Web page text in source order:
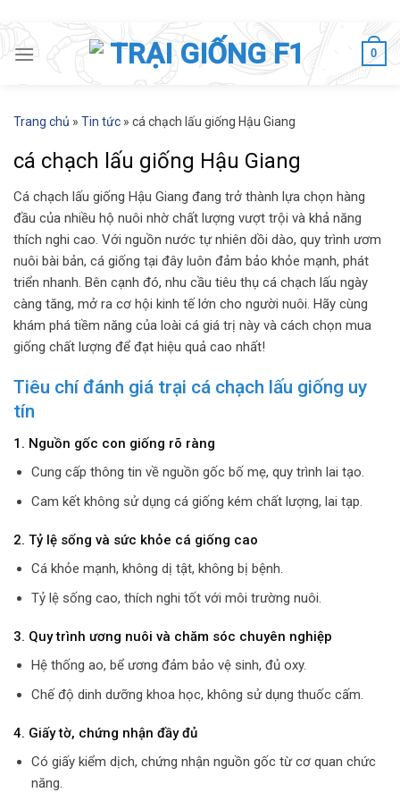
content
0
Trang chủ » Tin tức » cá chạch lấu giống Hậu Giang
cá chạch lấu giống Hậu Giang
Cá chạch lấu giống Hậu Giang đang trở thành lựa chọn hàng
đầu của nhiều hộ nuôi nhờ chất lượng vượt trội và khả năng
thích nghi cao. Với nguồn nước tự nhiên dồi dào, quy trình ươm
nuôi bài bản, cá giống tại đây luôn đảm bảo khỏe mạnh, phát
triển nhanh. Bên cạnh đó, nhu cầu tiêu thụ cá chạch lấu ngày
càng tăng, mở ra cơ hội kinh tế lớn cho người nuôi. Hãy cùng
khám phá tiềm năng của loài cá giá trị này và cách chọn mua
giống chất lượng để đạt hiệu quả cao nhất!
Tiêu chí đánh giá trại cá chạch lấu giống uy
tín
1. Nguồn gốc con giống rõ ràng
Cung cấp thông tin về nguồn gốc bố mẹ, quy trình lai tạo.
Cam kết không sử dụng cá giống kém chất lượng, lai tạp.
2. Tỷ lệ sống và sức khỏe cá giống cao
Cá khỏe mạnh, không dị tật, không bị bệnh.
Tỷ lệ sống cao, thích nghi tốt với môi trường nuôi.
3. Quy trình ương nuôi và chăm sóc chuyên nghiệp
Hệ thống ao, bể ương đảm bảo vệ sinh, đủ oxy.
Chế độ dinh dưỡng khoa học, không sử dụng thuốc cấm.
4. Giấy tờ, chứng nhận đầy đủ
Có giấy kiểm dịch, chứng nhận nguồn gốc từ cơ quan chức
năng.